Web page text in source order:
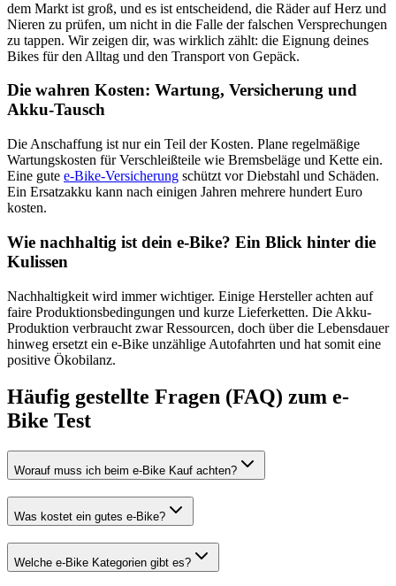
dem Markt ist groß, und es ist entscheidend, die Räder auf Herz und
Nieren zu prüfen, um nicht in die Falle der falschen Versprechungen
zu tappen. Wir zeigen dir, was wirklich zählt: die Eignung deines
Bikes für den Alltag und den Transport von Gepäck.
Die wahren Kosten: Wartung, Versicherung und
Akku-Tausch
Die Anschaffung ist nur ein Teil der Kosten. Plane regelmäßige
Wartungskosten für Verschleißteile wie Bremsbeläge und Kette ein.
Eine gute e-Bike-Versicherung schützt vor Diebstahl und Schäden.
Ein Ersatzakku kann nach einigen Jahren mehrere hundert Euro
kosten.
Wie nachhaltig ist dein e-Bike? Ein Blick hinter die
Kulissen
Nachhaltigkeit wird immer wichtiger. Einige Hersteller achten auf
faire Produktionsbedingungen und kurze Lieferketten. Die Akku-
Produktion verbraucht zwar Ressourcen, doch über die Lebensdauer
hinweg ersetzt ein e-Bike unzählige Autofahrten und hat somit eine
positive Ökobilanz.
Häufig gestellte Fragen (FAQ) zum e-
Bike Test
Worauf muss ich beim e-Bike Kauf achten?
Was kostet ein gutes e-Bike?
Welche e-Bike Kategorien gibt es?